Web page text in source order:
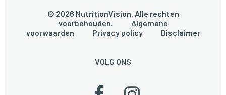
© 2026 NutritionVision. Alle rechten
voorbehouden. Algemene
voorwaarden
Privacy policy Disclaimer
VOLG ONS